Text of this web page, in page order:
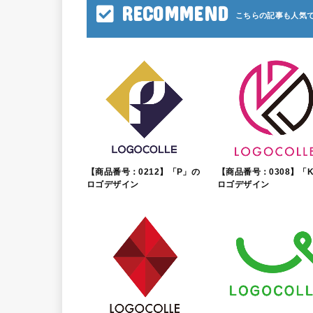
RECOMMEND
【商品番号：0212】「P」の
ロゴデザイン
【商品番号：0308】「
ロゴデザイン